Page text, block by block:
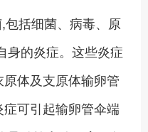
包括细菌、病毒、原
身的炎症。这些炎症
体及支原体输卵管
可引起输卵管伞端